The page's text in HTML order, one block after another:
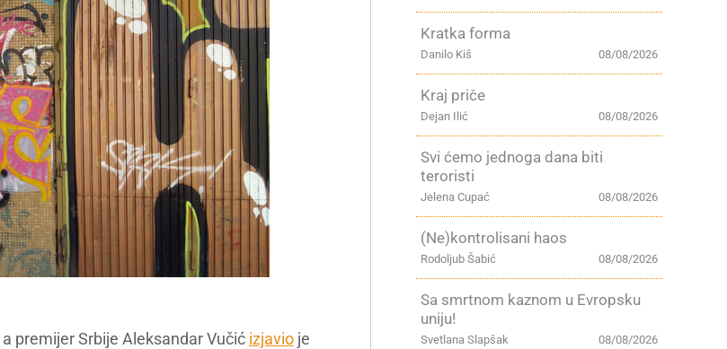
premijer Srbije Aleksandar Vučić izjavio je
Kratka forma
08/08/2026
Danilo Kiš
Kraj priče
08/08/2026
Dejan Ilić
Svi ćemo jednoga dana biti
teroristi
08/08/2026
Jelena Cupać
(Ne)kontrolisani haos
08/08/2026
Rodoljub Šabić
Sa smrtnom kaznom u Evropsku
uniju!
08/08/2026
Svetlana Slapšak